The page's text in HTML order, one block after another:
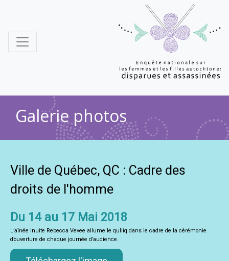
Galerie photos
Ville de Québec, QC : Cadre des
droits de l'homme
Du 14 au 17 Mai 2018
L’aînée inuite Rebecca Vevee allume le qulliq dans le cadre de la cérémonie
d’ouverture de chaque journée d’audience.